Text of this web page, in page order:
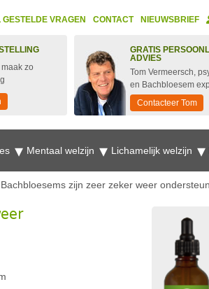
GESTELDE VRAGEN CONTACT NIEUWSBRIEF
zo
GRATIS
ADVIES
Tom Vermeersch,
en Bachbloesem
Contacteer Tom
Mentaal welzijn Lichamelijk welzijn
zijn zeer zeker weer